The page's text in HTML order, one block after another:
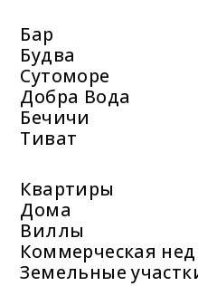
Бар
Будва
Сутоморе
Добра Вода
Бечичи
Тиват
Квартиры
Дома
Виллы
Коммерческая
Земельные